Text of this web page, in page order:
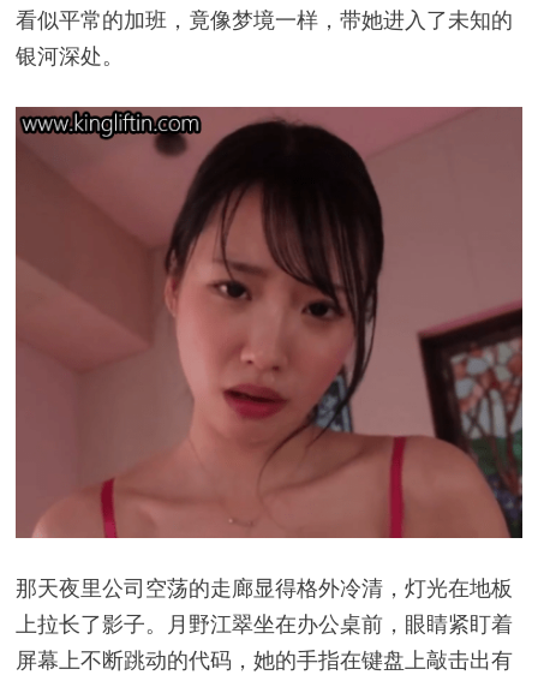
看似平常的加班，竟像梦境一样，带她进入了未知的
银河深处。
那天夜里公司空荡的走廊显得格外冷清，灯光在地板
上拉长了影子。月野江翠坐在办公桌前，眼睛紧盯着
屏幕上不断跳动的代码，她的手指在键盘上敲击出有